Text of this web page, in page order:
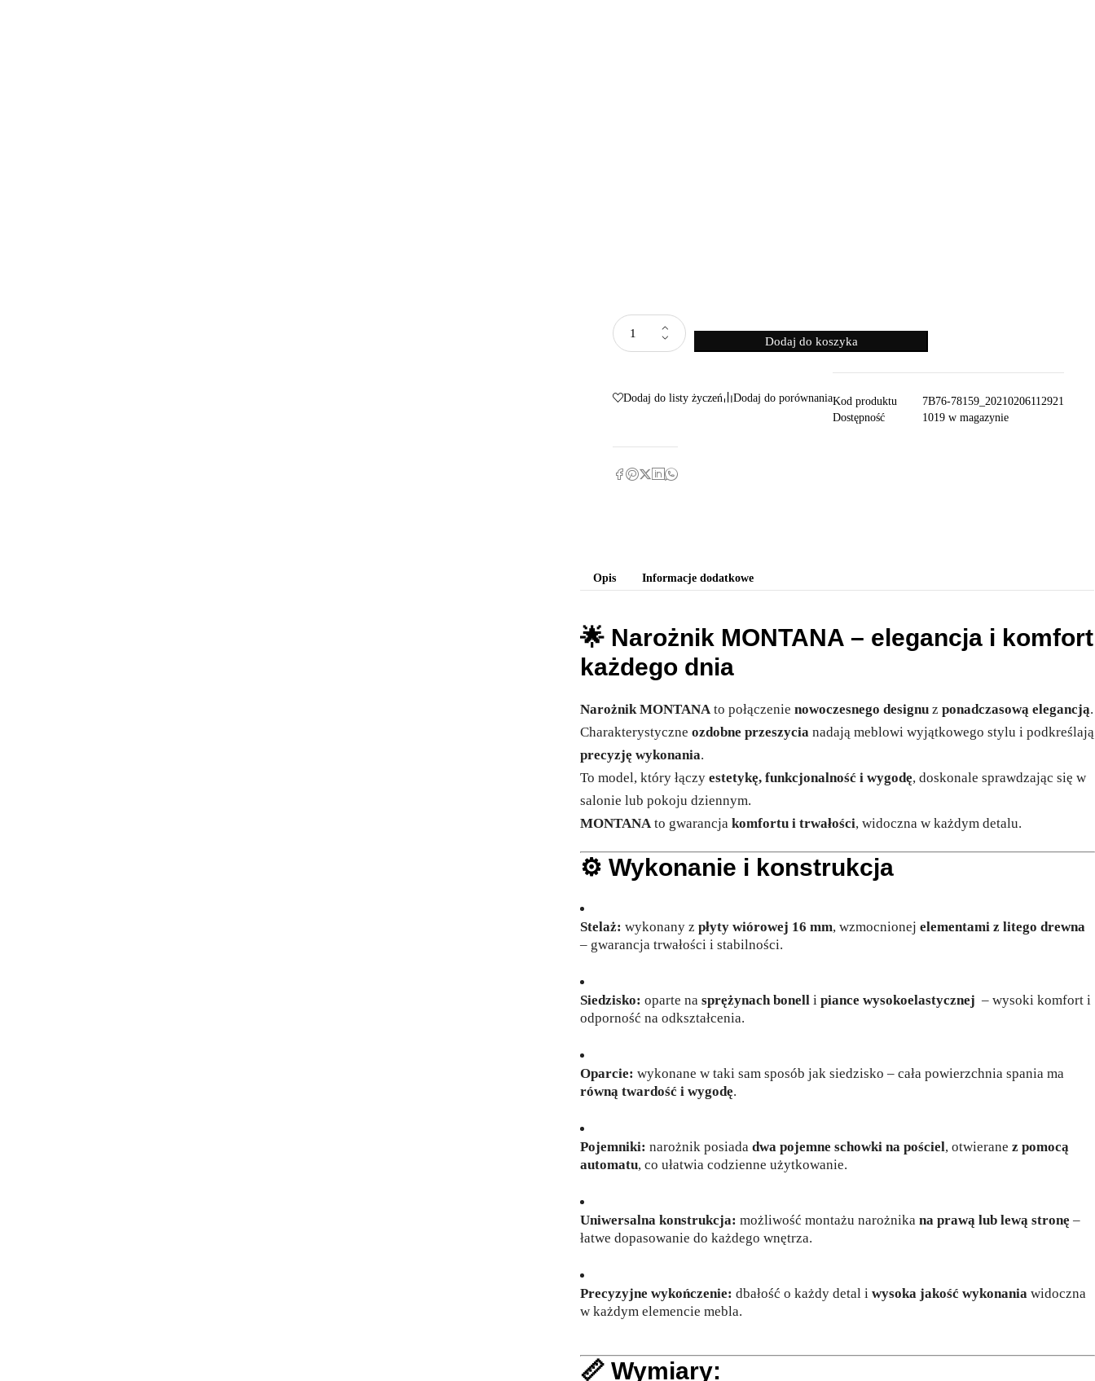
Dodaj do koszyka
Dodaj do listy życzeń Dodaj do porównaniaKod produktu
7B76-78159_20210206112921
Dostępność
1019 w magazynie
Opis Informacje dodatkowe
🌟 Narożnik MONTANA – elegancja i komfort
każdego dnia
Narożnik MONTANA to połączenienowoczesnego designu zponadczasową elegancją.
Charakterystyczneozdobne przeszycia nadają meblowi wyjątkowego stylu i podkreślają
precyzję wykonania.
To model, który łączyestetykę, funkcjonalność i wygodę, doskonale sprawdzając się w
salonie lub pokoju dziennym.
MONTANA to gwarancjakomfortu i trwałości, widoczna w każdym detalu.
⚙️Wykonanie i konstrukcja
Stelaż: wykonany zpłyty wiórowej 16 mm, wzmocnionejelementami z litego drewna
– gwarancja trwałości i stabilności.
Siedzisko: oparte nasprężynach bonell ipiance wysokoelastycznej – wysoki komfort i
odporność na odkształcenia.
Oparcie: wykonane w taki sam sposób jak siedzisko – cała powierzchnia spania ma
równą twardość i wygodę.
Pojemniki: narożnik posiadadwa pojemne schowki na pościel, otwieranez pomocą
automatu, co ułatwia codzienne użytkowanie.
Uniwersalna konstrukcja: możliwość montażu narożnikana prawą lub lewą stronę –
łatwe dopasowanie do każdego wnętrza.
Precyzyjne wykończenie: dbałość o każdy detal iwysoka jakość wykonania widoczna
w każdym elemencie mebla.
📏Wymiary: